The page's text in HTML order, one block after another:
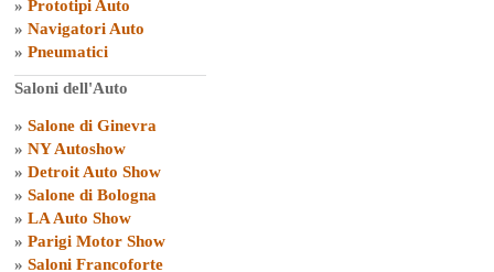
» Prototipi Auto
» Navigatori Auto
» Pneumatici
Saloni dell'Auto
» Salone di Ginevra
» NY Autoshow
» Detroit Auto Show
» Salone di Bologna
» LA Auto Show
» Parigi Motor Show
» Saloni Francoforte